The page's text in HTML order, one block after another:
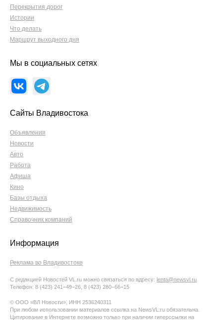
Перекрытия дорог
Истории
Что делать
Маршрут выходного дня
Мы в социальных сетях
Сайты Владивостока
Объявления
Новости
Авто
Работа
Афиша
Кино
Базы отдыха
Недвижимость
Справочник компаний
Информация
Реклама во Владивостоке
С редакцией Новостей VL.ru можно связаться по адресу: lenta@newsvl.ru
Телефон: 8 (423) 241−49−26, 8 (423) 280−66−15
© ООО «ВЛ Новости», ИНН 2536240311
При любом использовании материалов ссылка на NewsVL.ru обязательна.
Цитирование в Интернете возможно только при наличии гиперссылки на